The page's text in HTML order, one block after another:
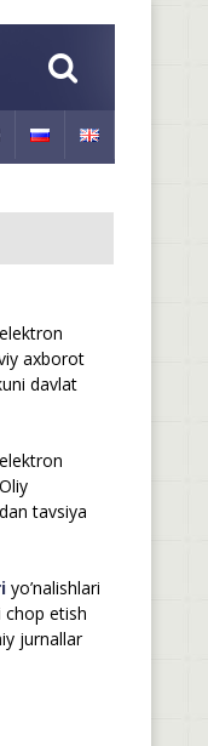
axborot
davlat
tavsiya
yo’nalishlari
chop etish
jurnallar